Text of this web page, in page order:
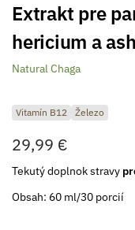
Extrakt pre
hericium a
Natural Chaga
Vitamín B12 Železo
29,99 €
Tekutý doplnok stravy
Obsah: 60 ml/30­ porcií